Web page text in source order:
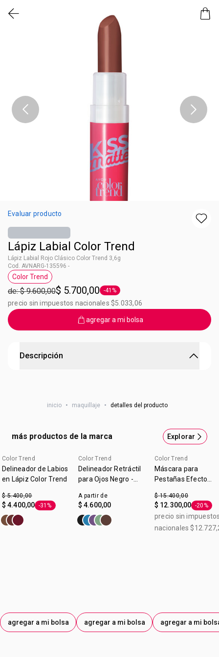
Evaluar producto
Lápiz Labial Color Trend
Lápiz Labial Rojo Clásico Color Trend 3,6g
Cod. AVNARG-135596 -
Etiqueta Color Trend
Color Trend
de: $ 9.600,00$ 5.700,00 Etiqueta -41%
-41%
precio sin impuestos nacionales $5.033,06
agregar a mi bolsa
Descripción
aplicar con derivadas de vitamina E y extracto de mango.
inicio • maquillaje • detalles del producto
más productos de la marca Explorar
Color Trend
Delineador de Labios
en Lápiz Color Trend
$ 5.400,00
$ 4.400,00 Etiqueta -31%
-31%
agregar a mi bolsa
Color Trend
Delineador Retráctil
para Ojos Negro -
A partir de
$ 4.600,00
agregar a mi bolsa
Color Trend
Máscara para
Pestañas Efecto
Longitud Color
Chocolate 7g
$ 15.400,00
$ 12.300,00 Etiqueta
-20%
precio sin
nacionales
agregar a mi